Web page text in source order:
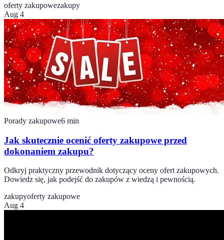
oferty zakupowezakupy
Aug 4
Porady zakupowe6 min
Jak skutecznie ocenić oferty zakupowe przed
dokonaniem zakupu?
Odkryj praktyczny przewodnik dotyczący oceny ofert zakupowych.
Dowiedz się, jak podejść do zakupów z wiedzą i pewnością.
zakupyoferty zakupowe
Aug 4